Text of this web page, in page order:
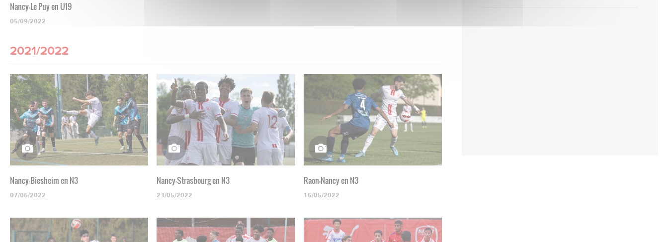
Nancy-Le Puy en U19
05/09/2022
2021/2022
Nancy-Biesheim en N3
07/06/2022
Nancy-Strasbourg en N3
23/05/2022
Raon-Nancy en N3
16/05/2022